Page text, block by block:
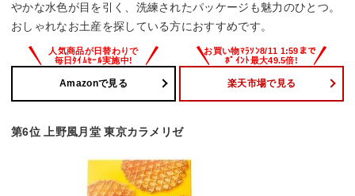
やかな水色が目を引く、洗練されたパッケージも魅力のひとつ。
おしゃれなお土産を探している方におすすめです。
Amazonで見る 楽天市場で見る
第6位 上野風月堂 東京カラメリゼ